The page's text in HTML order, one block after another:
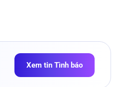
Xem tin Tình báo